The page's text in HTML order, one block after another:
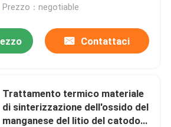
materiale del fosfato
Prezzo：negotiable
Contattaci
Trattamento termico materiale
di sinterizzazione dell'ossido del
manganese del litio del catodo